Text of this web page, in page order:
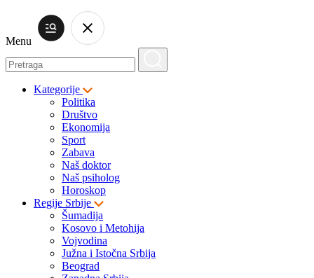
Menu
Kategorije
Politika
Društvo
Ekonomija
Sport
Zabava
Naš doktor
Naš psiholog
Horoskop
Regije Srbije
Šumadija
Kosovo i Metohija
Vojvodina
Južna i Istočna Srbija
Beograd